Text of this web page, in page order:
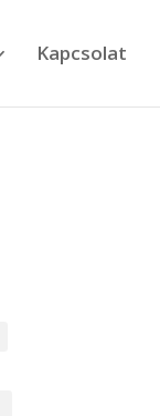
Kapcsolat